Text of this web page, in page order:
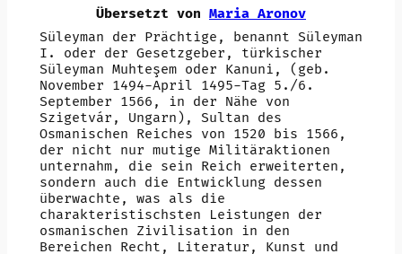
Übersetzt von Maria Aronov
Süleyman der Prächtige, benannt Süleyman
I. oder der Gesetzgeber, türkischer
Süleyman Muhteşem oder Kanuni, (geb.
November 1494-April 1495-Tag 5./6.
September 1566, in der Nähe von
Szigetvár, Ungarn), Sultan des
Osmanischen Reiches von 1520 bis 1566,
der nicht nur mutige Militäraktionen
unternahm, die sein Reich erweiterten,
sondern auch die Entwicklung dessen
überwachte, was als die
charakteristischsten Leistungen der
osmanischen Zivilisation in den
Bereichen Recht, Literatur, Kunst und